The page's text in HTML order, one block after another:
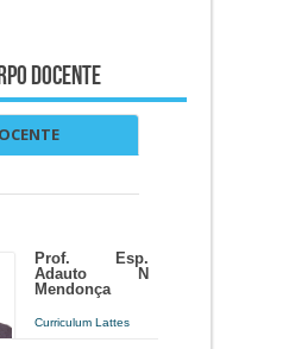
Docente
Prof. Esp.
Adauto N
Mendonça
Curriculum Lattes